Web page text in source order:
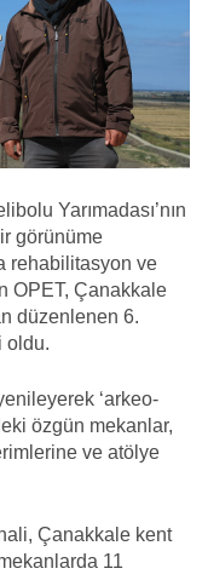
Yarımadası’nın
görünüme
rehabilitasyon ve
OPET, Çanakkale
düzenlenen 6.
oldu.
‘arkeo-
özgün mekanlar,
ve atölye
Çanakkale kent
11